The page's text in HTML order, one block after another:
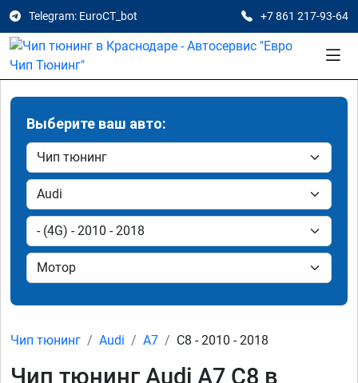
Telegram: EuroCT_bot +7 861 217-93-64
Выберите ваш авто:
Чип тюнинг Audi A7 C8 - 2010 - 2018
Чип тюнинг Audi A7 C8 в